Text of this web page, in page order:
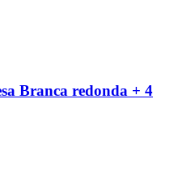
Branca redonda + 4